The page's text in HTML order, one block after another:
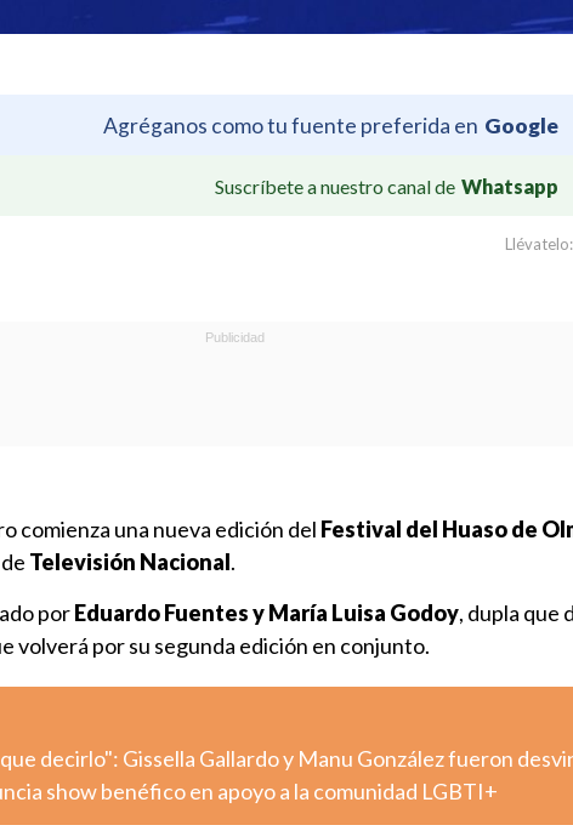
Agréganos como tu fuente preferida en Google
Suscríbete a nuestro canal de Whatsapp
Llévatelo:
comienza una nueva edición del Festival del Huaso de
Televisión Nacional.
porEduardo Fuentes y María Luisa Godoy, dupla que
volverá por su segunda edición en conjunto.
decirlo": Gissella Gallardo y Manu González fueron
show benéfico en apoyo a la comunidad LGBTI+